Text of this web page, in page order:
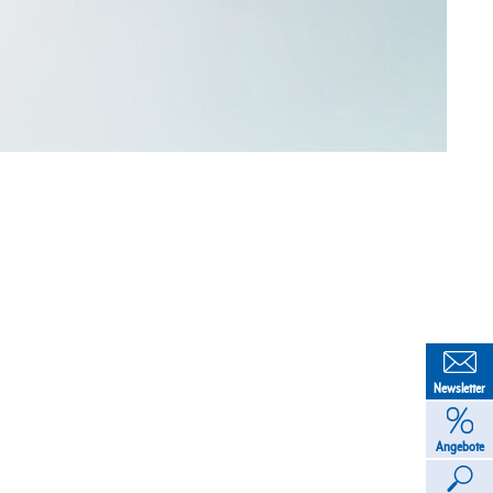
Newsletter
Angebote